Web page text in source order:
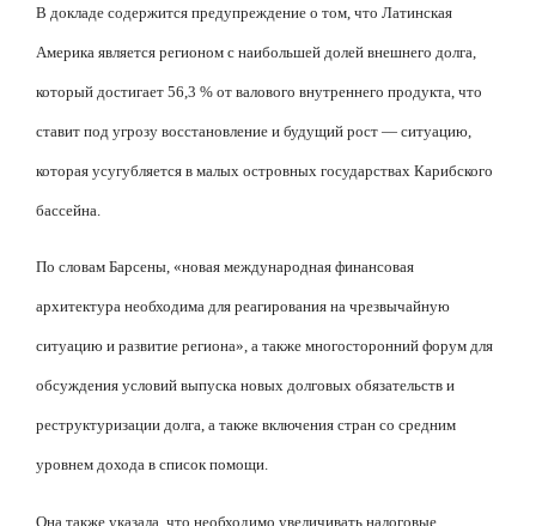
В докладе содержится предупреждение о том, что Латинская
Америка является регионом с наибольшей долей внешнего долга,
который достигает 56,3 % от валового внутреннего продукта, что
ставит под угрозу восстановление и будущий рост — ситуацию,
которая усугубляется в малых островных государствах Карибского
бассейна.
По словам Барсены, «новая международная финансовая
архитектура необходима для реагирования на чрезвычайную
ситуацию и развитие региона», а также многосторонний форум для
обсуждения условий выпуска новых долговых обязательств и
реструктуризации долга, а также включения стран со средним
уровнем дохода в список помощи.
Она также указала, что необходимо увеличивать налоговые